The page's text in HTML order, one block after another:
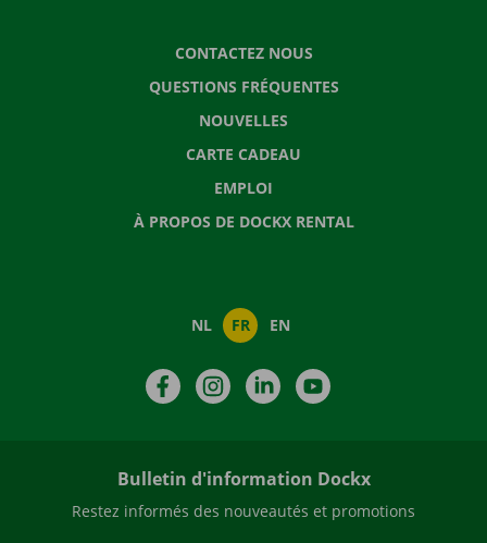
CONTACTEZ NOUS
QUESTIONS FRÉQUENTES
NOUVELLES
CARTE CADEAU
EMPLOI
À PROPOS DE DOCKX RENTAL
NL FR EN
FacebookInstagramLinkedIn
Bulletin d'information Dockx
Restez informés des nouveautés et promotions